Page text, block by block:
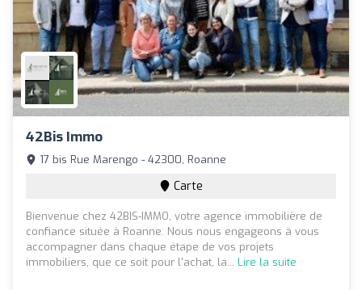
42Bis Immo
17 bis Rue Marengo - 42300, Roanne
Carte
Bienvenue chez 42BIS-IMMO, votre agence immobilière de
confiance située à Roanne. Nous nous engageons à vous
accompagner dans chaque étape de vos projets
immobiliers, que ce soit pour l'achat, la... Lire la suite